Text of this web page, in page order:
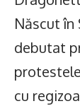
Născut în
debutat
cu